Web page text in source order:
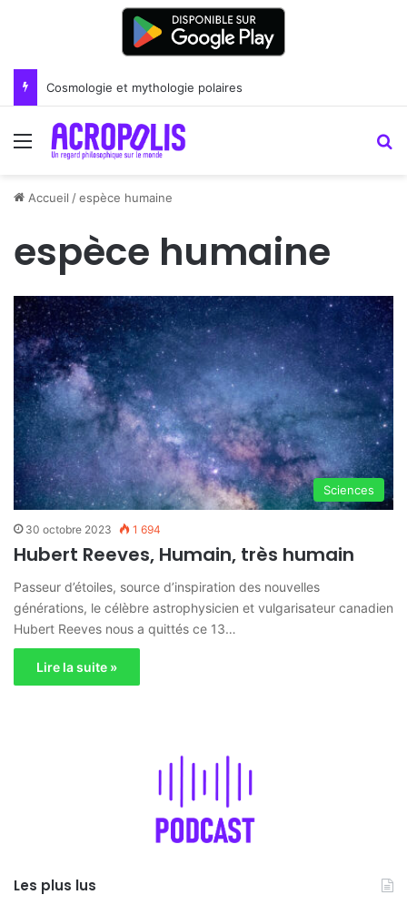
Cosmologie et mythologie polaires
Menu
Accueil /espèce humaine
espèce humaine
Sciences
30 octobre 2023 1 694
Hubert Reeves, Humain, très humain
Passeur d’étoiles, source d’inspiration des nouvelles
générations, le célèbre astrophysicien et vulgarisateur canadien
Hubert Reeves nous a quittés ce 13…
Lire la suite »
Les plus lus